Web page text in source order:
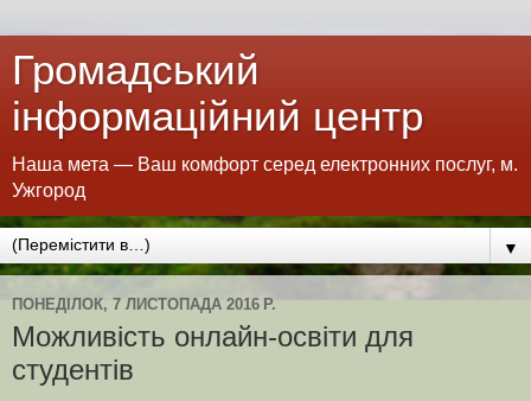
Громадський
інформаційний центр
Наша мета — Ваш комфорт серед електронних послуг, м.
Ужгород
▼
ПОНЕДІЛОК, 7 ЛИСТОПАДА 2016 Р.
Можливість онлайн-освіти для
студентів